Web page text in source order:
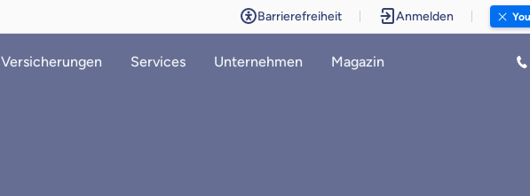
Barrierefreiheit Anmelden
Versicherungen Services Unternehmen Magazin